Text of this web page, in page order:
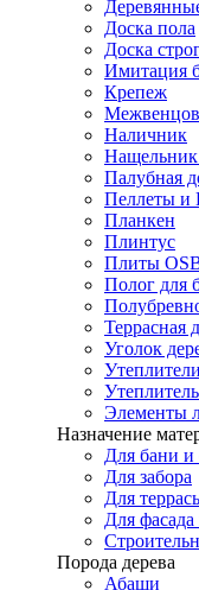
Доска пола
Доска
Имитация
Крепеж
Наличник
Палубная
Пеллеты и
Планкен
Плинтус
Плиты
Полог для
Террасная
Уголок
Элементы
Назначение
Для бани и
Для забора
Для
Для фасада
Порода дерева
Абаши